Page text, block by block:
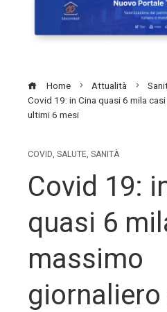
Home Attualità
Covid 19: in Cina quasi 6 mila
ultimi 6 mesi
COVID, SALUTE, SANITÀ
Covid 19:
quasi 6
massimo
giornaliero